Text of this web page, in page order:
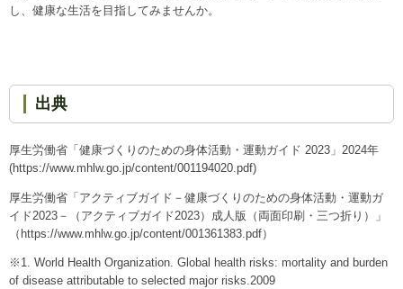
し、健康な生活を目指してみませんか。
出典
厚生労働省「健康づくりのための身体活動・運動ガイド 2023」2024年
(https://www.mhlw.go.jp/content/001194020.pdf)
厚生労働省「アクティブガイド－健康づくりのための身体活動・運動ガ
イド2023－（アクティブガイド2023）成人版（両面印刷・三つ折り）」
（https://www.mhlw.go.jp/content/001361383.pdf）
※1. World Health Organization. Global health risks: mortality and burden
of disease attributable to selected major risks.2009